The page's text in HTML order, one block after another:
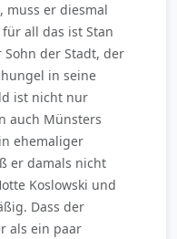
muss er diesmal
all das ist Stan
der Stadt, der
in seine
ist nicht nur
auch Münsters
ehemaliger
er damals nicht
Koslowski und
Dass der
als ein paar